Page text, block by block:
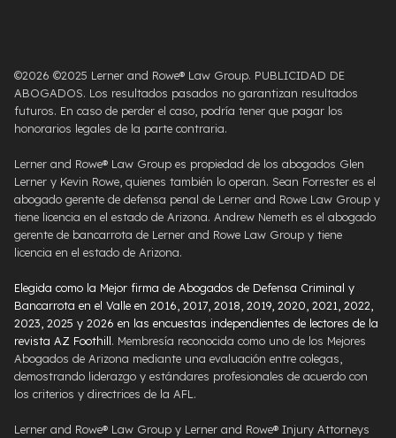
©2026 ©2025 Lerner and Rowe® Law Group. PUBLICIDAD DE
ABOGADOS. Los resultados pasados ​​no garantizan resultados
futuros. En caso de perder el caso, podría tener que pagar los
honorarios legales de la parte contraria.
Lerner and Rowe® Law Group es propiedad de los abogados Glen
Lerner y Kevin Rowe, quienes también lo operan. Sean Forrester es el
abogado gerente de defensa penal de Lerner and Rowe Law Group y
tiene licencia en el estado de Arizona. Andrew Nemeth es el abogado
gerente de bancarrota de Lerner and Rowe Law Group y tiene
licencia en el estado de Arizona.
Elegida como la Mejor firma de Abogados de Defensa Criminal y
Bancarrota en el Valle en 2016, 2017, 2018, 2019, 2020, 2021, 2022,
2023, 2025 y 2026 en las encuestas independientes de lectores de la
revista AZ Foothill. Membresía reconocida como uno de los Mejores
Abogados de Arizona mediante una evaluación entre colegas,
demostrando liderazgo y estándares profesionales de acuerdo con
los criterios y directrices de la AFL.
Lerner and Rowe® Law Group y Lerner and Rowe® Injury Attorneys